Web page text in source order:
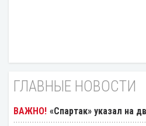
ГЛАВНЫЕ НОВОСТИ
«Спартак» указал на